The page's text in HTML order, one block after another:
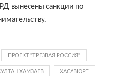
вынесены санкции по
ПРОЕКТ "ТРЕЗВАЯ РОССИЯ"
ХАМЗАЕВ ХАСАВЮРТ